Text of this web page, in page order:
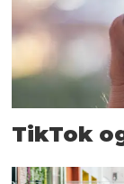
TikTok